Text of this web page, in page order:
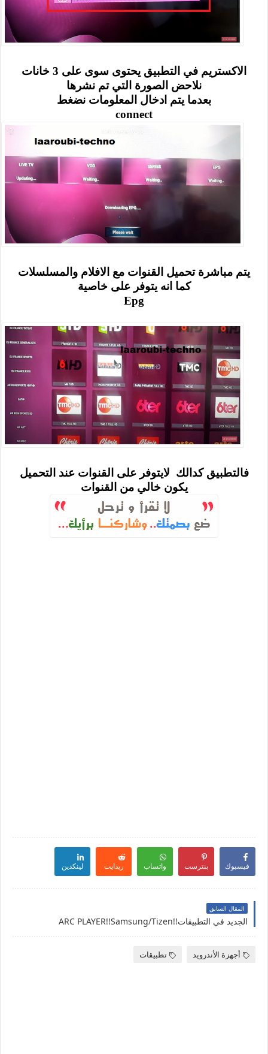
الاكستريم في التطبيق يحتوى سوى على 3 خانات
نلاحض الصورة التي تم نشرها
بعدما يتم ادخال المعلومات نضغط
connect
يتم مباشرة تحميل القنوات مع الافلام والمسلسلات
كما انه يتوفر على خاصية
Epg
فالتطبيق كدالك لايتوفر على القنوات عند التحميل
يكون خالي من القنوات
فيسبوك بنترست واتساب ريدايت لينكدين
المقال السابق
الجديد في التطبيقات!!ARC PLAYER!!Samsung/Tizen
أجهزة الأندرويد تطبيقات